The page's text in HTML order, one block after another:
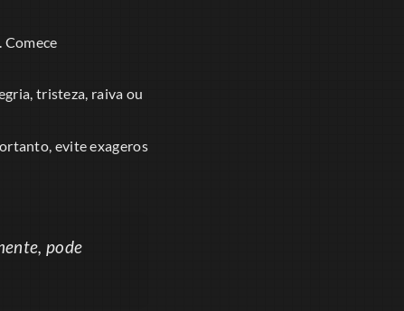
tristeza, raiva ou
evite exageros
pode